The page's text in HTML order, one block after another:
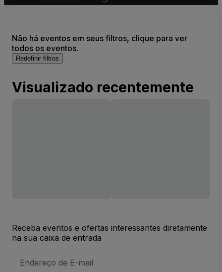
Não há eventos em seus filtros, clique para ver
todos os eventos.
Redefinir filtros
Visualizado recentemente
Receba eventos e ofertas interessantes diretamente
na sua caixa de entrada
de